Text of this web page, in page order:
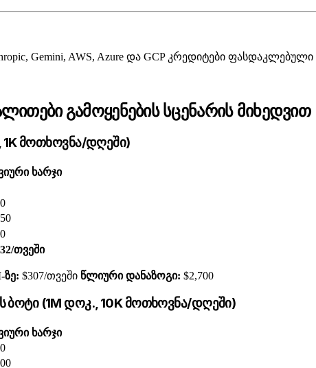
Gemini, AWS, Azure და GCP კრედიტები
გამოყენების სცენარის მიხედვით
1K მოთხოვნა/დღეში)
ხარჯი
თვეში
$307/თვეში წლიური დანაზოგი: $2,700
ბოტი (1M დოკ., 10K მოთხოვნა/დღეში)
ხარჯი